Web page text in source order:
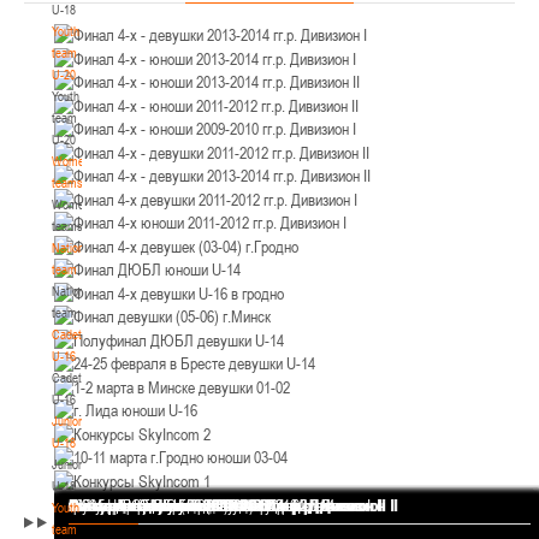
U-18
Youth
team
U-20
Youth
team
U-20
Women's
teams
Women's
teams
National
team
National
team
Cadets
U-16
Cadets
U-16
Juniors
U-18
Juniors
U-18
Youth
team
Уральская 3А
Пинск
U-12, юноши
II тур – юноши 2014-2015 гг.р., Дивизион 1, 12-14 марта 2026 г., г. Пинск, ул.
ул. Пушкина, д. 27
05-07.03.2026
Минск
U-14 , юноши
IV тур – юноши 2012-2013 гг.р., Дивизион 1, 05-07 марта 2026 г., г. Минск, ул.
Уральская 3А
05-06.03.2026
U-14, девушки
III тур – девушки 2012-2013 гг.р., Дивизион 1, 05-06 марта 2026 г., г. Гомель,
ул. Б.Хмельницкого, 118а
04-06.03.2026
Брест
Финал 4-х - девушки 2013-2014 гг.р. Дивизион I
Финал 4-х - юноши 2013-2014 гг.р. Дивизион I
Финал 4-х - юноши 2013-2014 гг.р. Дивизион II
Финал 4-х - юноши 2011-2012 гг.р. Дивизион II
Финал 4-х - юноши 2009-2010 гг.р. Дивизион I
Финал 4-х - девушки 2011-2012 гг.р. Дивизион II
Финал 4-х - девушки 2013-2014 гг.р. Дивизион II
Финал 4-х девушки 2011-2012 гг.р. Дивизион I
Финал 4-х юноши 2011-2012 гг.р. Дивизион I
Финал 4-х девушек (03-04) г.Гродно
Финал ДЮБЛ юноши U-14
Финал 4-х девушки U-16 в гродно
Финал девушки (05-06) г.Минск
Полуфинал ДЮБЛ девушки U-14
24-25 февраля в Бресте девушки U-14
1-2 марта в Минске девушки 01-02
г. Лида юноши U-16
Конкурсы SkyIncom 2
10-11 марта г.Гродно юноши 03-04
Конкурсы SkyIncom 1
группа "ВКонтакте"